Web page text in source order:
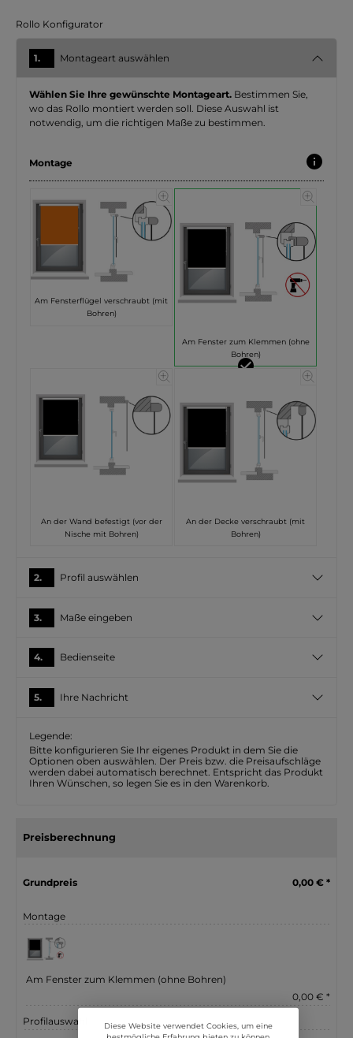
Rollo Konfigurator
1. Montageart auswählen
Wählen Sie Ihre gewünschte Montageart. Bestimmen Sie,
wo das Rollo montiert werden soll. Diese Auswahl ist
notwendig, um die richtigen Maße zu bestimmen.
Montage
Am Fensterflügel verschraubt (mit
Bohren)
Am Fenster zum Klemmen (ohne
Bohren)
An der Wand befestigt (vor der
Nische mit Bohren)
An der Decke verschraubt (mit
Bohren)
2. Profil auswählen
3. Maße eingeben
4. Bedienseite
5. Ihre Nachricht
Legende:
Bitte konfigurieren Sie Ihr eigenes Produkt in dem Sie die
Optionen oben auswählen. Der Preis bzw. die Preisaufschläge
werden dabei automatisch berechnet. Entspricht das Produkt
Ihren Wünschen, so legen Sie es in den Warenkorb.
Preisberechnung
Grundpreis 0,00 € *
Montage
Am Fenster zum Klemmen (ohne Bohren)
0,00 € *
Profilauswahl
Diese Website verwendet Cookies, um eine